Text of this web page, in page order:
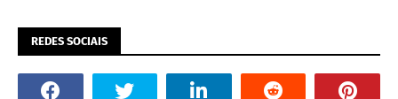
REDES SOCIAIS